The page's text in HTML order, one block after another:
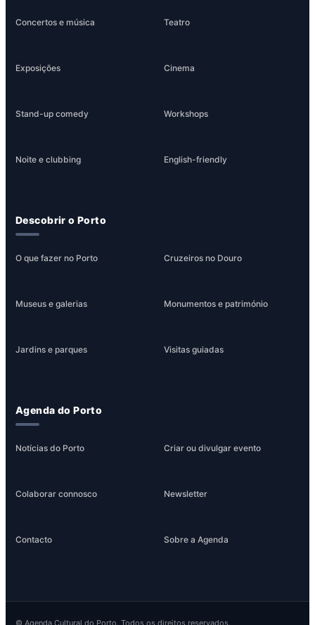
Concertos e música Teatro
Exposições Cinema
Stand-up comedy Workshops
Noite e clubbing English-friendly
Descobrir o Porto
O que fazer no Porto Cruzeiros no Douro
Museus e galerias Monumentos e património
Jardins e parques Visitas guiadas
Agenda do Porto
Notícias do Porto Criar ou divulgar evento
Colaborar connosco Newsletter
Contacto Sobre a Agenda